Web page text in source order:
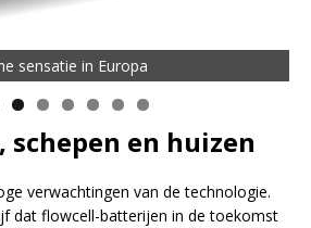
sensatie in Europa
en huizen
verwachtingen van de technologie.
dat flowcell-batterijen in de toekomst